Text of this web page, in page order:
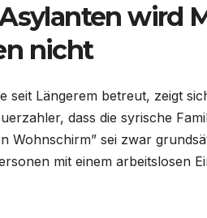
wird
nicht
seit Längerem betreut, zeigt
dass die syrische
Wohnschirm” sei zwar
mit einem arbeitslosen